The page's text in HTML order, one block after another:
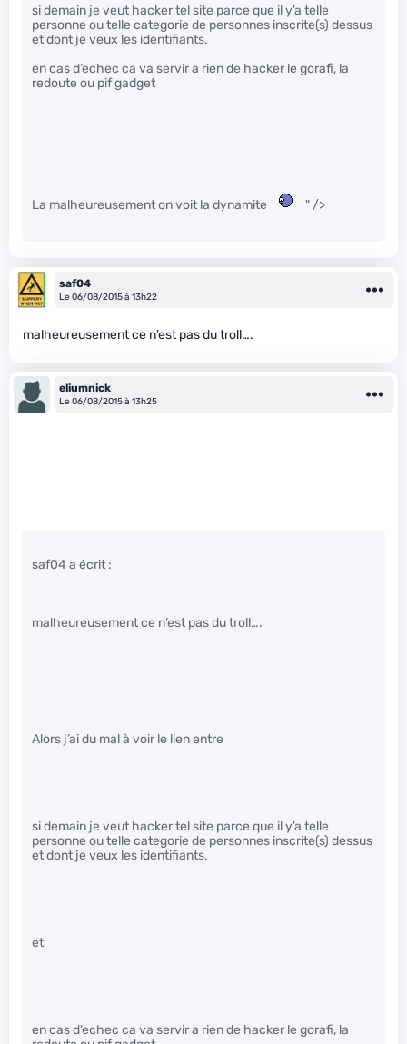
si demain je veut hacker tel site parce que il y’a telle
personne ou telle categorie de personnes inscrite(s) dessus
et dont je veux les identifiants.
en cas d’echec ca va servir a rien de hacker le gorafi, la
redoute ou pif gadget
La malheureusement on voit la dynamite " />
saf04
Le 06/08/2015 à 13h22
malheureusement ce n’est pas du troll….
eliumnick
Le 06/08/2015 à 13h25
saf04 a écrit :
malheureusement ce n’est pas du troll….
Alors j’ai du mal à voir le lien entre
si demain je veut hacker tel site parce que il y’a telle
personne ou telle categorie de personnes inscrite(s) dessus
et dont je veux les identifiants.
et
en cas d’echec ca va servir a rien de hacker le gorafi, la